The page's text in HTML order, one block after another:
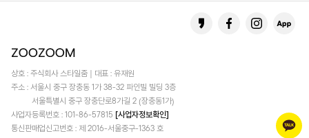
상호 : 주식회사 스타일줌 | 대표 : 유재원
주소 : 서울시 중구 장충동 1가 38-32 파인빌 빌딩 3층
서울특별시 중구 장충단로8가길 2 (장충동1가)
사업자등록번호 : 101-86-57815
[사업자정보확인]
통신판매업신고번호 : 제 2016-서울중구-1363 호